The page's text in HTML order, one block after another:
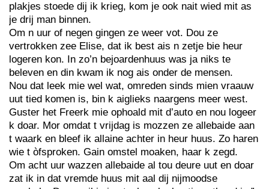
plakjes stoede dij ik krieg, kom je ook nait wied mit as
je drij man binnen.
Om n uur of negen gingen ze weer vot. Dou ze
vertrokken zee Elise, dat ik best ais n zetje bie heur
logeren kon. In zo’n bejoardenhuus was ja niks te
beleven en din kwam ik nog ais onder de mensen.
Nou dat leek mie wel wat, omreden sinds mien vraauw
uut tied komen is, bin k aiglieks naargens meer west.
Guster het Freerk mie ophoald mit d’auto en nou logeer
k doar. Mor omdat t vrijdag is mozzen ze allebaide aan
t waark en bleef ik allaine achter in heur huus. Zo haren
wie t òfsproken. Gain omstel moaken, haar k zegd.
Om acht uur wazzen allebaide al tou deure uut en doar
zat ik in dat vremde huus mit aal dij nijmoodse